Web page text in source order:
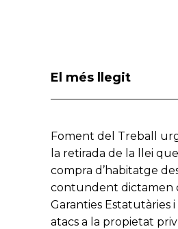
El més llegit
Foment del Treball
la retirada de la llei
compra d’habitatge
contundent dictamen
Garanties Estatutàries
atacs a la propietat